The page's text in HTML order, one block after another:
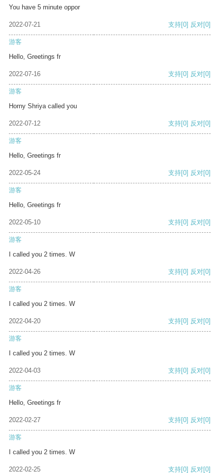
You have 5 minute oppor
2022-07-21 支持[0] 反对[0]
游客
Hello, Greetings fr
2022-07-16 支持[0] 反对[0]
游客
Horny Shriya called you
2022-07-12 支持[0] 反对[0]
游客
Hello, Greetings fr
2022-05-24 支持[0] 反对[0]
游客
Hello, Greetings fr
2022-05-10 支持[0] 反对[0]
游客
I called you 2 times. W
2022-04-26 支持[0] 反对[0]
游客
I called you 2 times. W
2022-04-20 支持[0] 反对[0]
游客
I called you 2 times. W
2022-04-03 支持[0] 反对[0]
游客
Hello, Greetings fr
2022-02-27 支持[0] 反对[0]
游客
I called you 2 times. W
2022-02-25 支持[0] 反对[0]